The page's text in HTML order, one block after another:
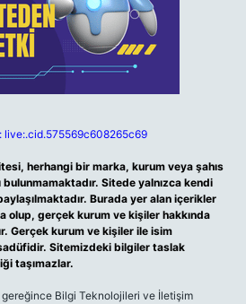
live:.cid.575569c608265c69
herhangi bir marka, kurum veya şahıs
Sitede yalnızca kendi
Burada yer alan içerikler
olup, gerçek kurum ve kişiler hakkında
Gerçek kurum ve kişiler ile isim
Sitemizdeki bilgiler taslak
taşımazlar.
gereğince Bilgi Teknolojileri ve İletişim